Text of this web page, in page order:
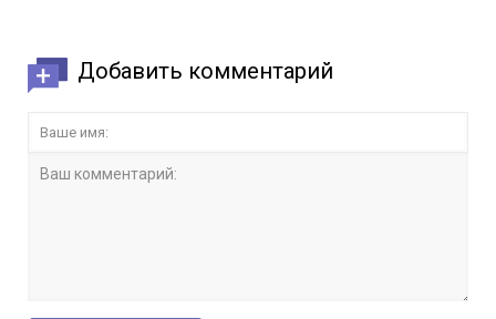
Добавить комментарий